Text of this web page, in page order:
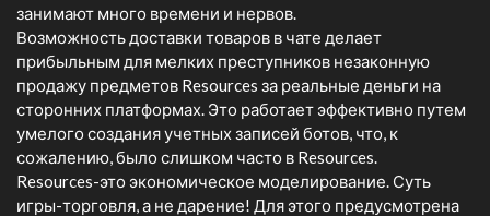
занимают много времени и нервов.
Возможность доставки товаров в чате делает
прибыльным для мелких преступников незаконную
продажу предметов Resources за реальные деньги на
сторонних платформах. Это работает эффективно путем
умелого создания учетных записей ботов, что, к
сожалению, было слишком часто в Resources.
Resources-это экономическое моделирование. Суть
игры-торговля, а не дарение! Для этого предусмотрена